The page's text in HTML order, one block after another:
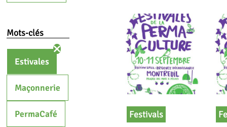
Mots-clés
Estivales
Maçonnerie
PermaCafé Festivals